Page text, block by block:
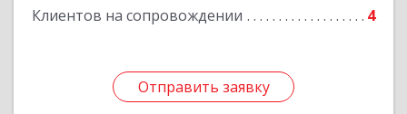
Клиентов на сопровождении 4
Отправить заявку
Отправить заявку